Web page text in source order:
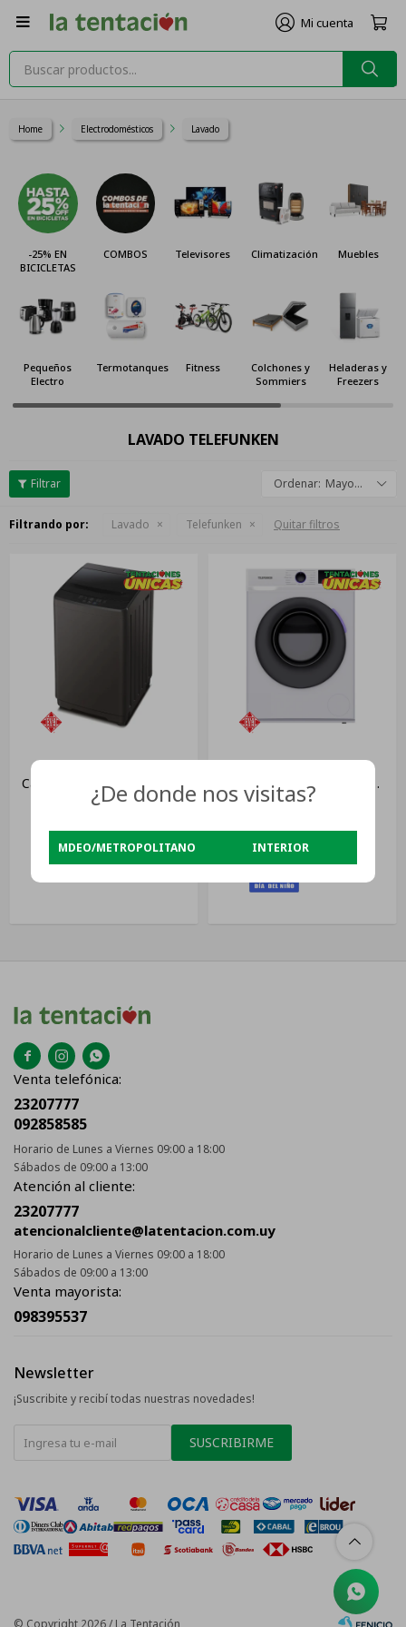

Home Electrodomésticos Lavado
-25% EN
BICICLETAS
COMBOS Televisores Climatización Muebles
Pequeños
Electro
Termotanques Fitness
Colchones y
Sommiers
Heladeras y
Freezers
LAVADO TELEFUNKEN
Mayor descuento
Filtrando por: Lavado Telefunken Quitar filtros
Lavarropas Telefunken
Carga Superior Tlflavsup-ii 6
Kgs
USD293
Lavarropa Automático
Frontal Telefunken 6kg
Blanco Ebz
USD 269
USD221
  
Venta telefónica:
23207777
092858585
Horario de Lunes a Viernes 09:00 a 18:00
Sábados de 09:00 a 13:00
Atención al cliente:
23207777
atencionalcliente@latentacion.com.uy
Horario de Lunes a Viernes 09:00 a 18:00
Sábados de 09:00 a 13:00
Venta mayorista:
098395537
Newsletter
¡Suscribite y recibí todas nuestras novedades!
SUSCRIBIRME
¿De donde nos visitas?
MDEO/METROPOLITANO INTERIOR